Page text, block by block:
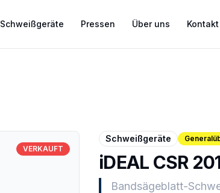
Schweißgeräte Pressen Über uns Kontakt
VERKAUFT
Schweißgeräte
iDEAL CSR
Bandsägeblatt-